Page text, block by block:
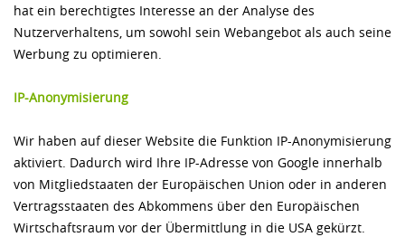
hat ein berechtigtes Interesse an der Analyse des
Nutzerverhaltens, um sowohl sein Webangebot als auch seine
Werbung zu optimieren.
IP-Anonymisierung
Wir haben auf dieser Website die Funktion IP-Anonymisierung
aktiviert. Dadurch wird Ihre IP-Adresse von Google innerhalb
von Mitgliedstaaten der Europäischen Union oder in anderen
Vertragsstaaten des Abkommens über den Europäischen
Wirtschaftsraum vor der Übermittlung in die USA gekürzt.